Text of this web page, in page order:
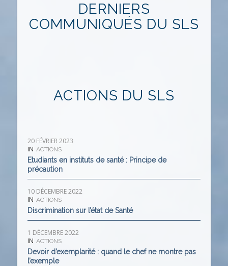
DERNIERS
COMMUNIQUÉS DU SLS
ACTIONS DU SLS
20 FÉVRIER 2023
IN ACTIONS
Etudiants en instituts de santé : Principe de
précaution
10 DÉCEMBRE 2022
IN ACTIONS
Discrimination sur l’état de Santé
1 DÉCEMBRE 2022
IN ACTIONS
Devoir d’exemplarité : quand le chef ne montre pas
l’exemple